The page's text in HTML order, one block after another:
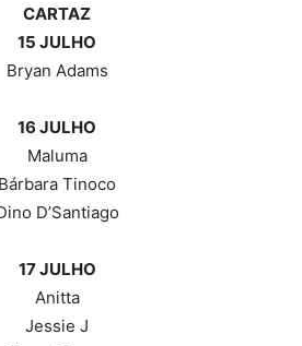
CARTAZ
15 JULHO
Bryan Adams
16 JULHO
Maluma
Bárbara Tinoco
D’Santiago
17 JULHO
Anitta
Jessie J